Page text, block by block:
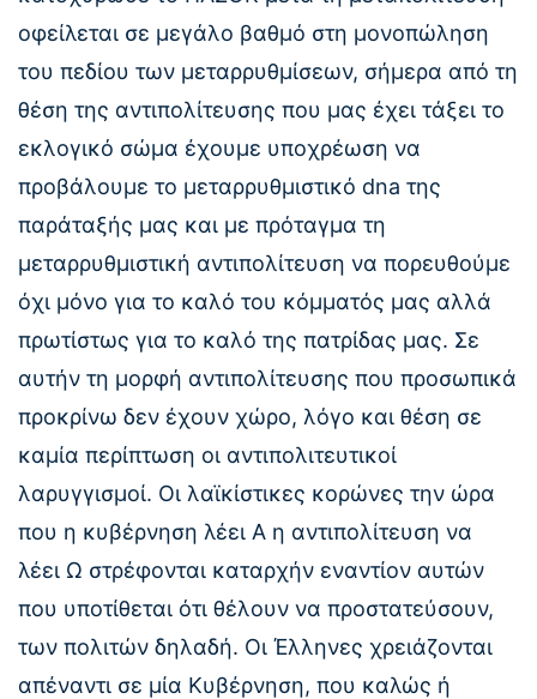
οφείλεται σε μεγάλο βαθμό στη μονοπώληση
του πεδίου των μεταρρυθμίσεων, σήμερα από τη
θέση της αντιπολίτευσης που μας έχει τάξει το
εκλογικό σώμα έχουμε υποχρέωση να
προβάλουμε το μεταρρυθμιστικό dna της
παράταξής μας και με πρόταγμα τη
μεταρρυθμιστική αντιπολίτευση να πορευθούμε
όχι μόνο για το καλό του κόμματός μας αλλά
πρωτίστως για το καλό της πατρίδας μας. Σε
αυτήν τη μορφή αντιπολίτευσης που προσωπικά
προκρίνω δεν έχουν χώρο, λόγο και θέση σε
καμία περίπτωση οι αντιπολιτευτικοί
λαρυγγισμοί. Οι λαϊκίστικες κορώνες την ώρα
που η κυβέρνηση λέει Α η αντιπολίτευση να
λέει Ω στρέφονται καταρχήν εναντίον αυτών
που υποτίθεται ότι θέλουν να προστατεύσουν,
των πολιτών δηλαδή. Οι Έλληνες χρειάζονται
απέναντι σε μία Κυβέρνηση, που καλώς ή